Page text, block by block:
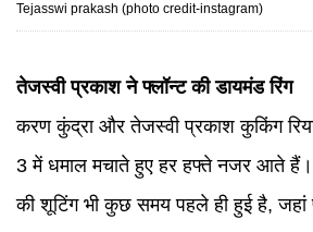
Tejasswi prakash (photo credit-instagram)
तेजस्वी प्रकाश ने फ्लॉन्ट की डायमंड रिंग
करण कुंद्रा और तेजस्वी प्रकाश कुकिंग
3 में धमाल मचाते हुए हर हफ्ते नजर आते
की शूटिंग भी कुछ समय पहले ही हुई है, जहां